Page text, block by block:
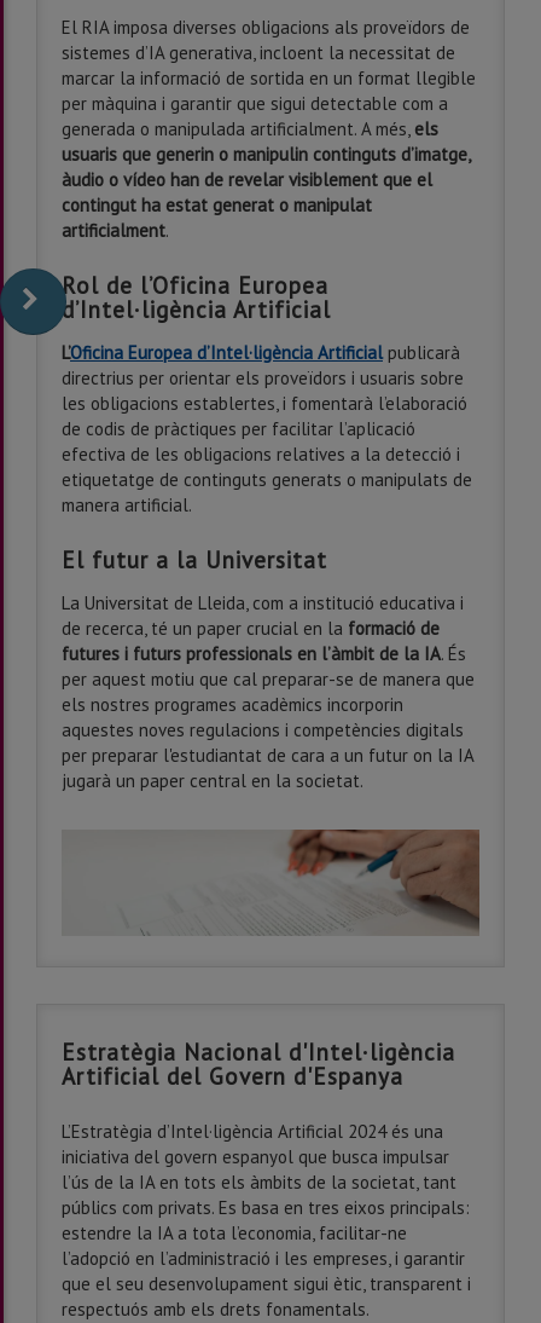
El RIA imposa diverses obligacions als proveïdors de
sistemes d’IA generativa, incloent la necessitat de
marcar la informació de sortida en un format llegible
per màquina i garantir que sigui detectable com a
generada o manipulada artificialment. A més, els
usuaris que generin o manipulin continguts d’imatge,
àudio o vídeo han de revelar visiblement que el
contingut ha estat generat o manipulat
artificialment.
Rol de l’Oficina Europea
d’Intel·ligència Artificial
L’Oficina Europea d’Intel·ligència Artificialpublicarà
directrius per orientar els proveïdors i usuaris sobre
les obligacions establertes, i fomentarà l’elaboració
de codis de pràctiques per facilitar l’aplicació
efectiva de les obligacions relatives a la detecció i
etiquetatge de continguts generats o manipulats de
manera artificial.
El futur a la Universitat
La Universitat de Lleida, com a institució educativa i
de recerca, té un paper crucial en la formació de
futures i futurs professionals en l’àmbit de la IA. És
per aquest motiu que cal preparar-se de manera que
els nostres programes acadèmics incorporin
aquestes noves regulacions i competències digitals
per preparar l'estudiantat de cara a un futur on la IA
jugarà un paper central en la societat.
Estratègia Nacional d'Intel·ligència
Artificial del Govern d'Espanya
L’Estratègia d’Intel·ligència Artificial 2024 és una
iniciativa del govern espanyol que busca impulsar
l’ús de la IA en tots els àmbits de la societat, tant
públics com privats. Es basa en tres eixos principals:
estendre la IA a tota l’economia, facilitar-ne
l’adopció en l’administració i les empreses, i garantir
que el seu desenvolupament sigui ètic, transparent i
respectuós amb els drets fonamentals.